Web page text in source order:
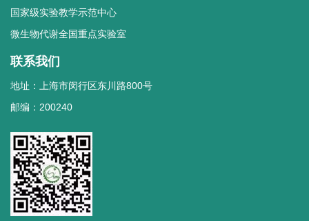
国家级实验教学示范中心
微生物代谢全国重点实验室
联系我们
地址：上海市闵行区东川路800号
邮编：200240